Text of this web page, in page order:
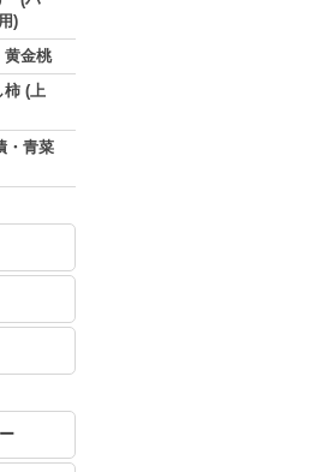
)
黄金桃
柿 (上
・青菜